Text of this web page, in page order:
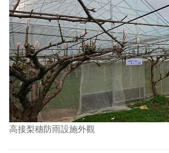
高接梨穗防雨設施外觀